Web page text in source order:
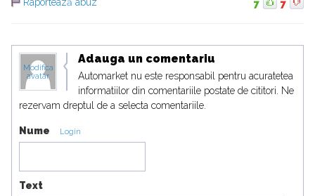
7 7
Modifica
avatar
Adauga un comentariu
Automarket nu este responsabil pentru acuratetea
informatiilor din comentariile postate de cititori. Ne
rezervam dreptul de a selecta comentariile.
Nume Login
Text